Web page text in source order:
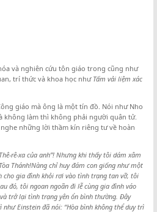
và nghiên cứu tôn giáo trong cũng như
trí thức và khoa học như Tấm vải liệm xác
giáo mà ông là một tín đồ. Nói như Nho
không làm thì không phải người quân tử.
những lời thầm kín riêng tư về hoàn
rê-xa của anh”! Nhưng khi thấy tôi dám xâm
Thánh!Nàng chỉ huy đám con giống như một
cho gia đình khỏi rơi vào tình trạng tan vỡ, tôi
đó, tôi ngoan ngoãn đi lễ cùng gia đình váo
trở lại tình trạng yên ổn bình thường. Đây
Einstein đã nói: “Hòa bình không thể duy trì